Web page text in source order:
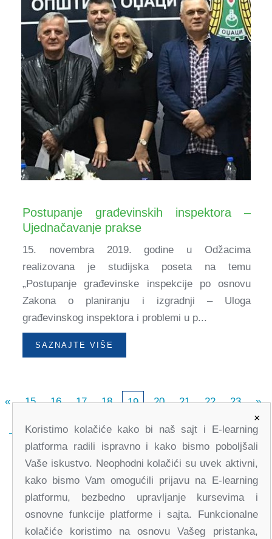
Postupanje građevinskih inspektora –
Ujednačavanje prakse
15. novembra 2019. godine u Odžacima
realizovana je studijska poseta na temu
„Postupanje građevinske inspekcije po osnovu
Zakona o planiranju i izgradnji – Uloga
građevinskog inspektora i problemi u p...
SAZNAJTE VIŠE
« 15 16 17 18 19 20 21 22 23 »
office@partners-serbia.org
×
Koristimo kolačiće kako bi naš sajt i E-learning
platforma radili ispravno i kako bismo poboljšali
Vaše iskustvo. Neophodni kolačići su uvek aktivni,
kako bismo Vam omogućili prijavu na E-learning
platformu, bezbedno upravljanje kursevima i
osnovne funkcije platforme i sajta. Funkcionalne
kolačiće koristimo na osnovu Vašeg pristanka,